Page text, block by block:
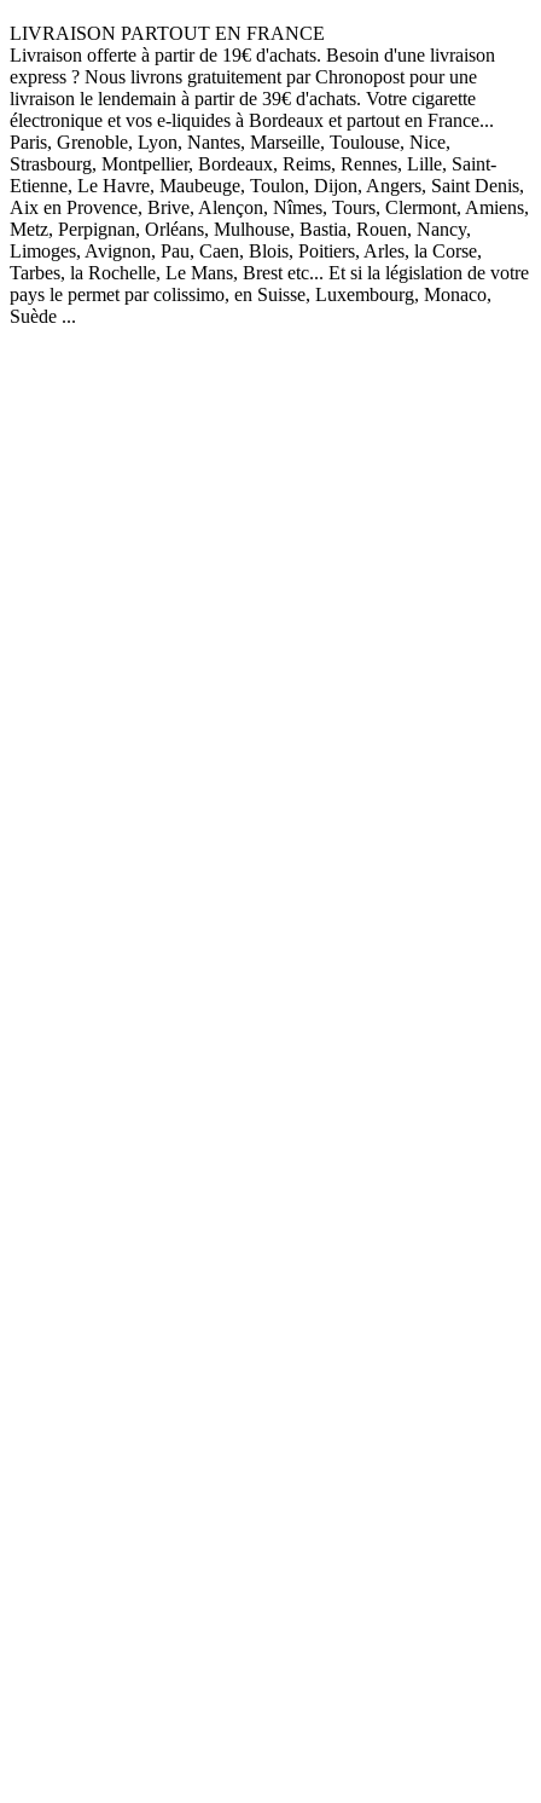
LIVRAISON PARTOUT EN FRANCE
Livraison offerte à partir de 19€ d'achats. Besoin d'une livraison
express ? Nous livrons gratuitement par Chronopost pour une
livraison le lendemain à partir de 39€ d'achats. Votre cigarette
électronique et vos e-liquides à Bordeaux et partout en France...
Paris, Grenoble, Lyon, Nantes, Marseille, Toulouse, Nice,
Strasbourg, Montpellier, Bordeaux, Reims, Rennes, Lille, Saint-
Etienne, Le Havre, Maubeuge, Toulon, Dijon, Angers, Saint Denis,
Aix en Provence, Brive, Alençon, Nîmes, Tours, Clermont, Amiens,
Metz, Perpignan, Orléans, Mulhouse, Bastia, Rouen, Nancy,
Limoges, Avignon, Pau, Caen, Blois, Poitiers, Arles, la Corse,
Tarbes, la Rochelle, Le Mans, Brest etc... Et si la législation de votre
pays le permet par colissimo, en Suisse, Luxembourg, Monaco,
Suède ...